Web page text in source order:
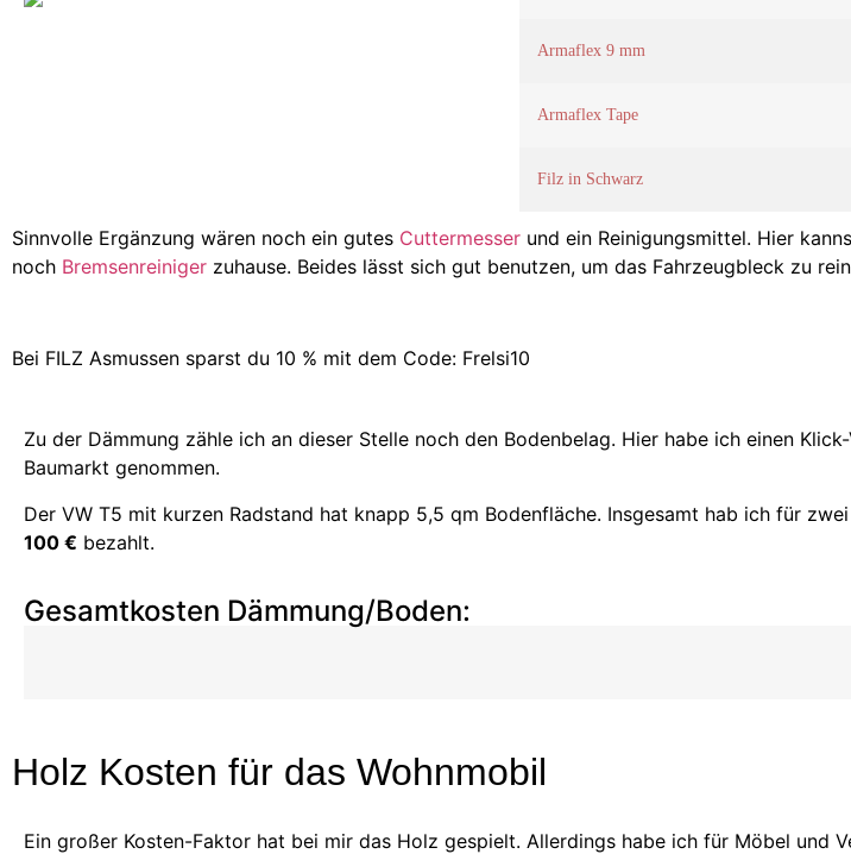
Armaflex 9 mm
Armaflex Tape
Filz in Schwarz
Sinnvolle Ergänzung wären noch ein gutes Cuttermesser und ein Reinigungsmittel. Hier
noch Bremsenreiniger zuhause. Beides lässt sich gut benutzen, um das Fahrzeugbleck zu
Bei FILZ Asmussen sparst du 10 % mit dem Code: Frelsi10
Zu der Dämmung zähle ich an dieser Stelle noch den Bodenbelag. Hier habe ich einen
Baumarkt genommen.
Der VW T5 mit kurzen Radstand hat knapp 5,5 qm Bodenfläche. Insgesamt hab ich für
100 € bezahlt.
Gesamtkosten Dämmung/Boden:
Holz Kosten für das Wohnmobil
Ein großer Kosten-Faktor hat bei mir das Holz gespielt. Allerdings habe ich für Möbel und